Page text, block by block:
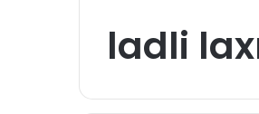
ladli